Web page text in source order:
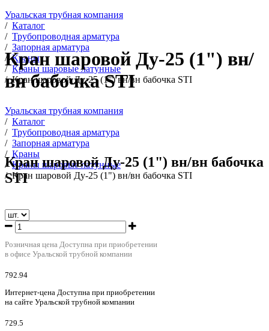
Уральская трубная компания
/ Каталог
/ Трубопроводная арматура
/ Запорная арматура
/ Краны
/ Краны шаровые латунные
/ Кран шаровой Ду-25 (1") вн/вн бабочка STI
Кран шаровой Ду-25 (1") вн/
вн бабочка STI
Уральская трубная компания
/ Каталог
/ Трубопроводная арматура
/ Запорная арматура
/ Краны
/ Краны шаровые латунные
/ Кран шаровой Ду-25 (1") вн/вн бабочка STI
Кран шаровой Ду-25 (1") вн/вн бабочка
STI
Розничная цена Доступна при приобретении
в офисе Уральской трубной компании
792.94
Интернет-цена Доступна при приобретении
на сайте Уральской трубной компании
729.5